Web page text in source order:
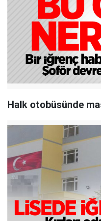
Halk otobüsünde